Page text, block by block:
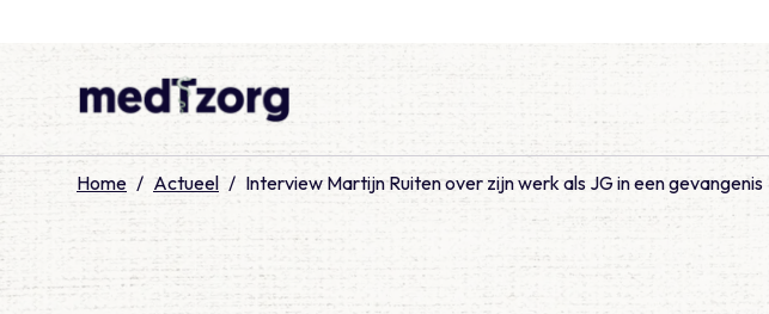
Home / Actueel / Interview Martijn Ruiten over zijn werk als JG in een gevangenis